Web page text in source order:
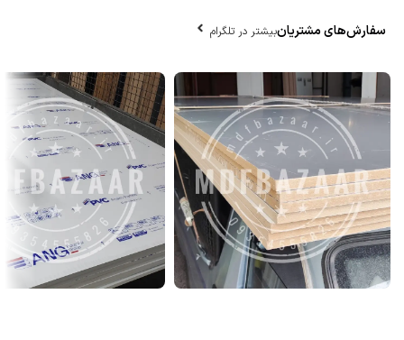
سفارش‌های مشتریانبیشتر در تلگرام